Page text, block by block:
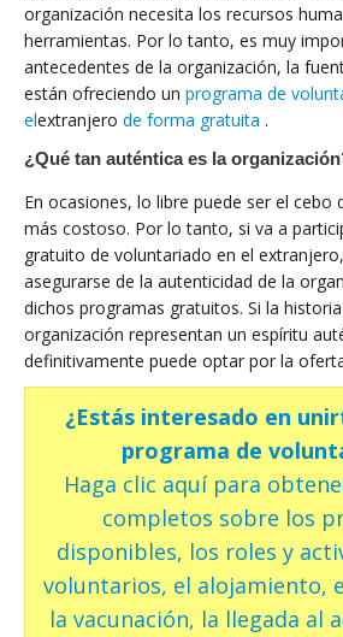
organización necesita los recursos
herramientas. Por lo tanto, es muy
antecedentes de la organización, la
están ofreciendo un programa de
elextranjero de forma gratuita .
¿Qué tan auténtica es la
En ocasiones, lo libre puede ser el cebo
más costoso. Por lo tanto, si va a
gratuito de voluntariado en el
asegurarse de la autenticidad de la
dichos programas gratuitos. Si la
organización representan un espíritu
definitivamente puede optar por la
¿Estás interesado en
programa de
Haga clic aquí para
completos sobre los
disponibles, los roles y
voluntarios, el alojamiento,
la vacunación, la llegada al